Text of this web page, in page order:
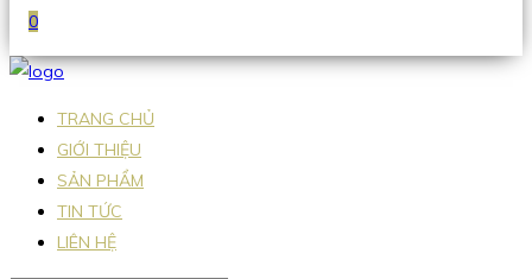
0
TRANG CHỦ
GIỚI THIỆU
SẢN PHẨM
TIN TỨC
LIÊN HỆ